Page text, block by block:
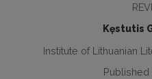
Kęstutis
Institute of Lithuanian
Published